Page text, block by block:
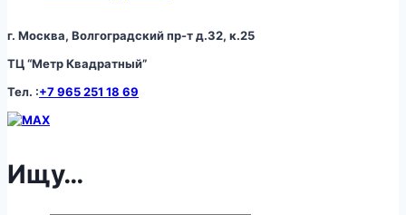
г. Москва, Волгоградский пр-т д.32, к.25
ТЦ “Метр Квадратный”
Тел. :+7 965 251 18 69
Ищу…